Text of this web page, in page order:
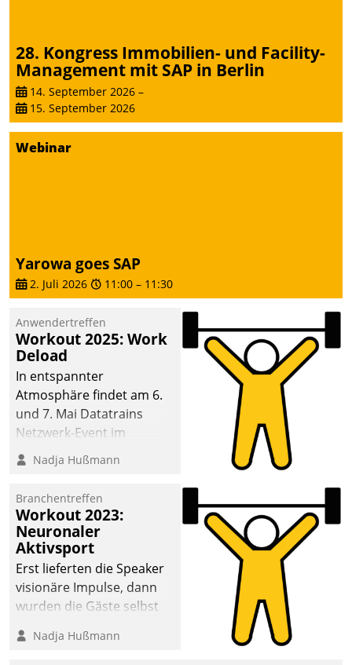
28. Kongress Immobilien- und Facility-
Management mit SAP in Berlin
14. September 2026 –
15. September 2026
Webinar
Yarowa goes SAP
2. Juli 2026 11:00 – 11:30
Anwendertreffen
Workout 2025: Work
Deload
In entspannter
Atmosphäre findet am 6.
und 7. Mai Datatrains
Netzwerk-Event im
Kunden- und Partnerkreis
statt. Zentrale Frage: Wie
Mammutprojekte
meistern und Workloads
wuppen – bei zunehmend
anspruchsvollen
Aufgaben und
abnehmendem
Nadja Hußmann
Branchentreffen
Workout 2023:
Neuronaler
Aktivsport
Erst lieferten die Speaker
visionäre Impulse, dann
wurden die Gäste selbst
methodisch
Nadja Hußmann